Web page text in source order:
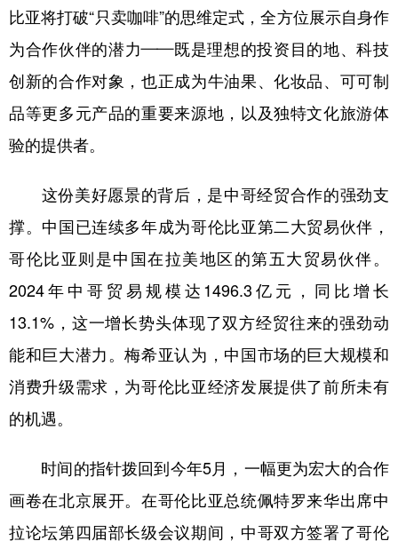
浙江 福建 江西
山东 河南 湖北 湖南
广东 广西 海南 重庆
四川
陕西 甘肃 青海 宁夏
新疆 内蒙古 黑龙江
多语种频道
English Español Français عربى
比亚将打破“只卖咖啡”的思维定式，全方位展示自身作
为合作伙伴的潜力——既是理想的投资目的地、科技
创新的合作对象，也正成为牛油果、化妆品、可可制
品等更多元产品的重要来源地，以及独特文化旅游体
验的提供者。
这份美好愿景的背后，是中哥经贸合作的强劲支
撑。中国已连续多年成为哥伦比亚第二大贸易伙伴，
哥伦比亚则是中国在拉美地区的第五大贸易伙伴。
2024年中哥贸易规模达1496.3亿元，同比增长
13.1%，这一增长势头体现了双方经贸往来的强劲动
能和巨大潜力。梅希亚认为，中国市场的巨大规模和
消费升级需求，为哥伦比亚经济发展提供了前所未有
的机遇。
时间的指针拨回到今年5月，一幅更为宏大的合作
画卷在北京展开。在哥伦比亚总统佩特罗来华出席中
拉论坛第四届部长级会议期间，中哥双方签署了哥伦